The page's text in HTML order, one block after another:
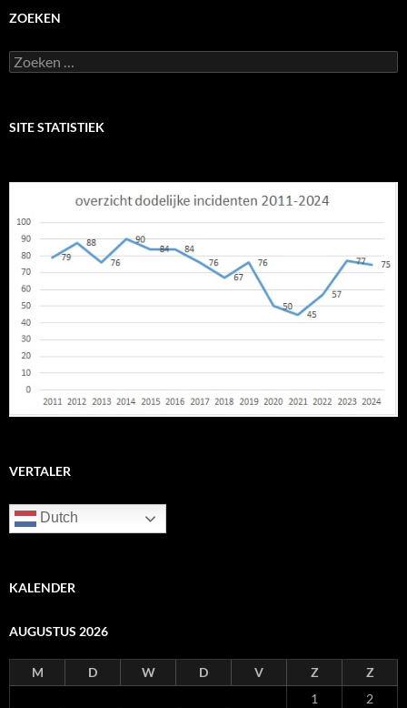
ZOEKEN
Zoeken
naar:
SITE STATISTIEK
VERTALER
Dutch
KALENDER
AUGUSTUS 2026
M D W D V Z
Z
1
2